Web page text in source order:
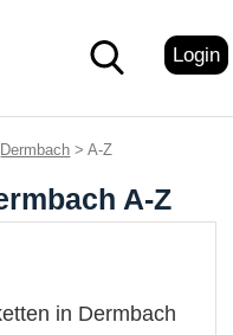
Login
Dermbach > A-Z
A-Z
in Dermbach